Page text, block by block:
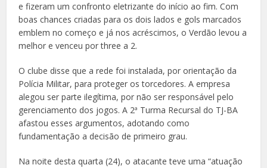
e fizeram um confronto eletrizante do início ao fim. Com
boas chances criadas para os dois lados e gols marcados
emblem no começo e já nos acréscimos, o Verdão levou a
melhor e venceu por three a 2.
O clube disse que a rede foi instalada, por orientação da
Polícia Militar, para proteger os torcedores. A empresa
alegou ser parte ilegítima, por não ser responsável pelo
gerenciamento dos jogos. A 2ª Turma Recursal do TJ-BA
afastou esses argumentos, adotando como
fundamentação a decisão de primeiro grau.
Na noite desta quarta (24), o atacante teve uma “atuação